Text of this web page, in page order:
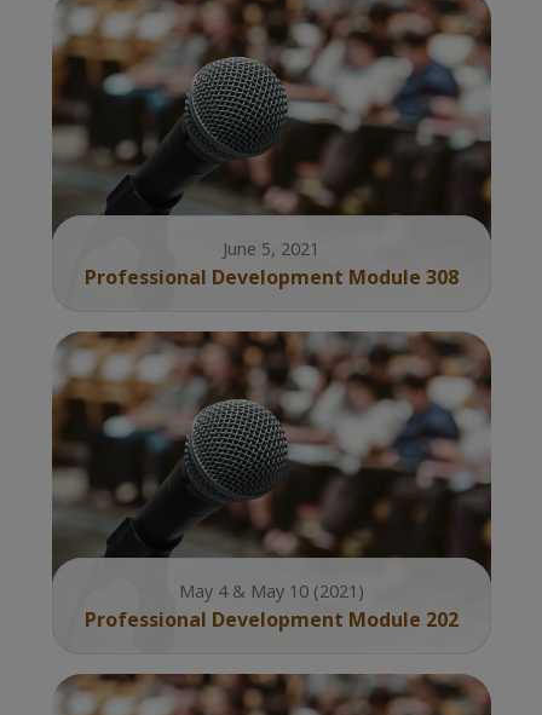
June 5, 2021
Professional Development Module 308
May 4 & May 10 (2021)
Professional Development Module 202